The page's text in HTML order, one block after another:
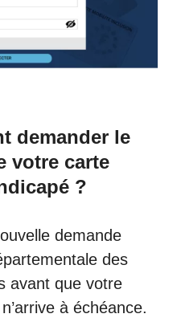
demander le
votre carte
?
demande
des
avant que votre
à échéance.